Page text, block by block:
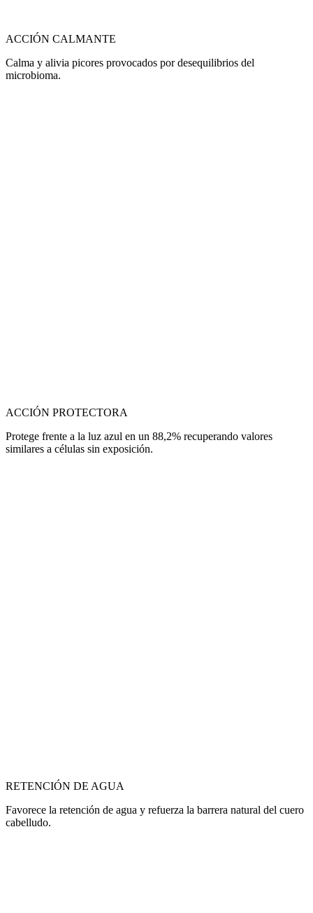
ACCIÓN CALMANTE
Calma y alivia picores provocados por desequilibrios del
microbioma.
ACCIÓN PROTECTORA
Protege frente a la luz azul en un 88,2% recuperando valores
similares a células sin exposición.
RETENCIÓN DE AGUA
Favorece la retención de agua y refuerza la barrera natural del cuero
cabelludo.